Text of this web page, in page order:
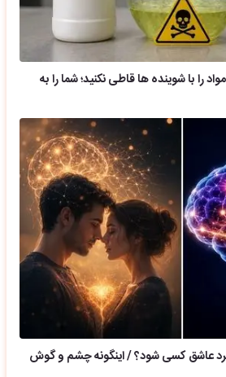
حواستان باشد هرگز این 5 مواد را با شوینده ها قاطی نکنید؛ شما را به
عاشق کسی شود؟ / اینگونه چشم و گوش